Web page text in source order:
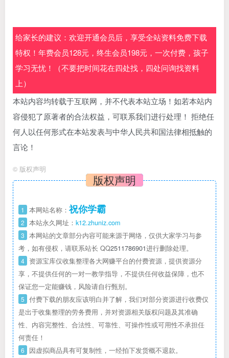
给家长的建议：欢迎开通会员后，享受全站资料免费下载
特权！年费会员128元，终生会员198元，一次付费，孩子
学习无忧！（不要把时间花在四处找，四处问询找资料
上）
本站内容均转载于互联网，并不代表本站立场！如若本站内
容侵犯了原著者的合法权益，可联系我们进行处理！ 拒绝任
何人以任何形式在本站发表与中华人民共和国法律相抵触的
言论！
© 版权声明
版权声明
1 本网站名称： 祝你学霸
2 本站永久网址： k12.zhuniz.com
3 本网站的文章部分内容可能来源于网络，仅供大家学习与参
考，如有侵权，请联系站长 QQ2511786901进行删除处理。
4 资源宝库仅收集整理各大网赚平台的付费资源，提供资源分
享，不提供任何的一对一教学指导，不提供任何收益保障，也不
保证您一定能赚钱，风险请自行甄别。
5 付费下载的朋友应该明白并了解，我们对部分资源进行收费仅
是出于收集整理的劳务费用，并对资源相关版权问题及其准确
性、内容完整性、合法性、可靠性、可操作性或可用性不承担任
何责任！
6 因虚拟商品具有可复制性，一经拍下发货概不退款。